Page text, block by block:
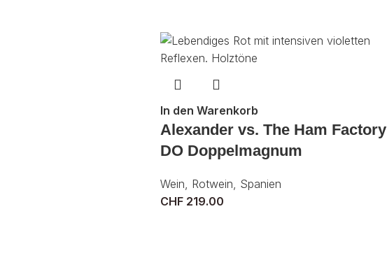
In den Warenkorb
Alexander vs. The Ham Factory
DO Doppelmagnum
Wein, Rotwein, Spanien
CHF 219.00